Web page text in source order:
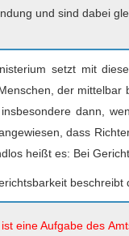
und sind dabei
setzt mit
der
dann,
dass
heißt es: Bei
eine Aufgabe des